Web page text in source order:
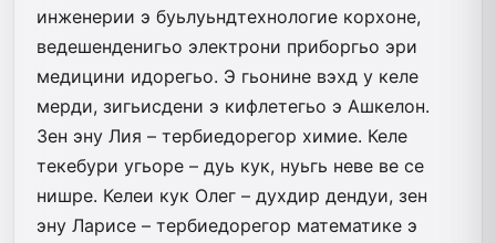
инженерии э буьлуьндтехнологие корхоне,
ведешенденигьо электрони приборгьо эри
медицини идорегьо. Э гьонине вэхд у келе
мерди, зигьисдени э кифлетегьо э Ашкелон.
Зен эну Лия – тербиедорегор химие. Келе
текебури угьоре – дуь кук, нуьгь неве ве се
нишре. Келеи кук Олег – духдир дендуи, зен
эну Ларисе – тербиедорегор математике э